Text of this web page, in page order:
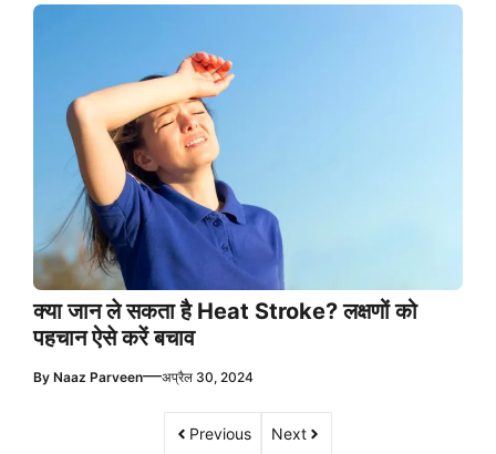
क्या जान ले सकता है Heat Stroke? लक्षणों को
पहचान ऐसे करें बचाव
By Naaz Parveen—अप्रैल 30, 2024
Previous Next